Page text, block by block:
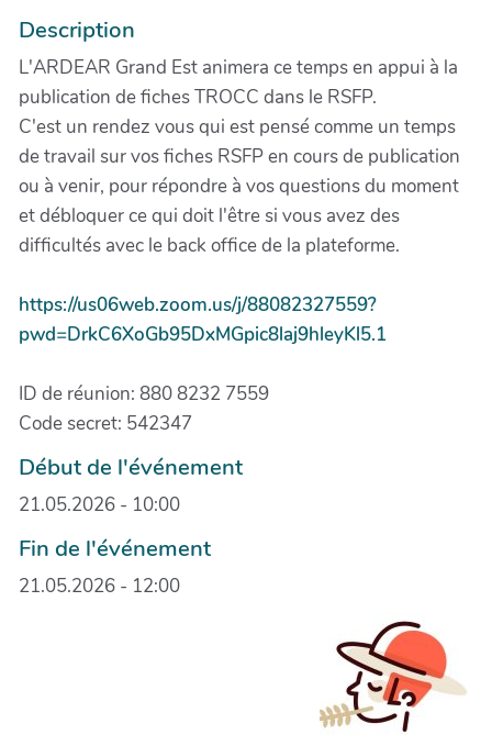
Description
L'ARDEAR Grand Est animera ce temps en appui à la
publication de fiches TROCC dans le RSFP.
C'est un rendez vous qui est pensé comme un temps
de travail sur vos fiches RSFP en cours de publication
ou à venir, pour répondre à vos questions du moment
et débloquer ce qui doit l'être si vous avez des
difficultés avec le back office de la plateforme.
https://us06web.zoom.us/j/88082327559?
pwd=DrkC6XoGb95DxMGpic8laj9hleyKl5.1
ID de réunion: 880 8232 7559
Code secret: 542347
Début de l'événement
21.05.2026 - 10:00
Fin de l'événement
21.05.2026 - 12:00